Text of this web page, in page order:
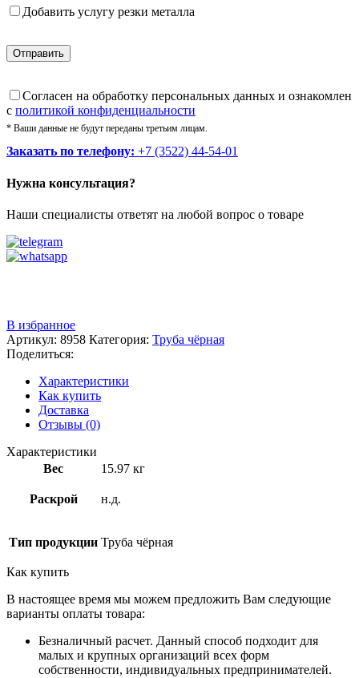
Добавить услугу резки металла
Cогласен на обработку персональных данных и ознакомлен
с политикой конфиденциальности
* Ваши данные не будут переданы третьим лицам.
Заказать по телефону: +7 (3522) 44-54-01
Нужна консультация?
Наши специалисты ответят на любой вопрос о товаре
В избранное
Артикул: 8958 Категория: Труба чёрная
Поделиться:
Характеристики
Как купить
Доставка
Отзывы (0)
Характеристики
Вес
15.97 кг
Раскрой н.д.
Тип продукции Труба чёрная
Как купить
В настоящее время мы можем предложить Вам следующие
варианты оплаты товара:
Безналичный расчет. Данный способ подходит для
малых и крупных организаций всех форм
собственности, индивидуальных предпринимателей.